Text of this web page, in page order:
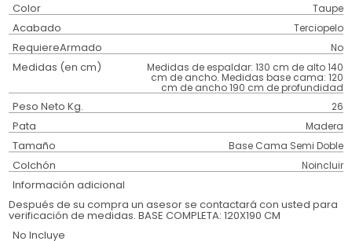
Color Taupe
Acabado Terciopelo
RequiereArmado No
Medidas (en cm) Medidas de espaldar: 130 cm de alto 140
cm de ancho. Medidas base cama: 120
cm de ancho 190 cm de profundidad
Peso Neto Kg. 26
Pata Madera
Tamaño Base Cama Semi Doble
Colchón Noincluir
Información adicional
Después de su compra un asesor se contactará con usted para
verificación de medidas. BASE COMPLETA: 120X190 CM
No Incluye